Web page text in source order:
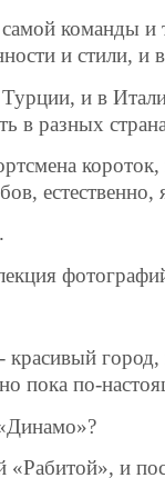
команды и
и стили, и
и в
в разных
город,
по-
и